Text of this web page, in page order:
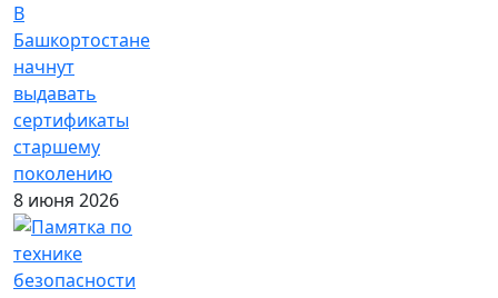
В
Башкортостане
начнут
выдавать
сертификаты
старшему
поколению
8 июня 2026